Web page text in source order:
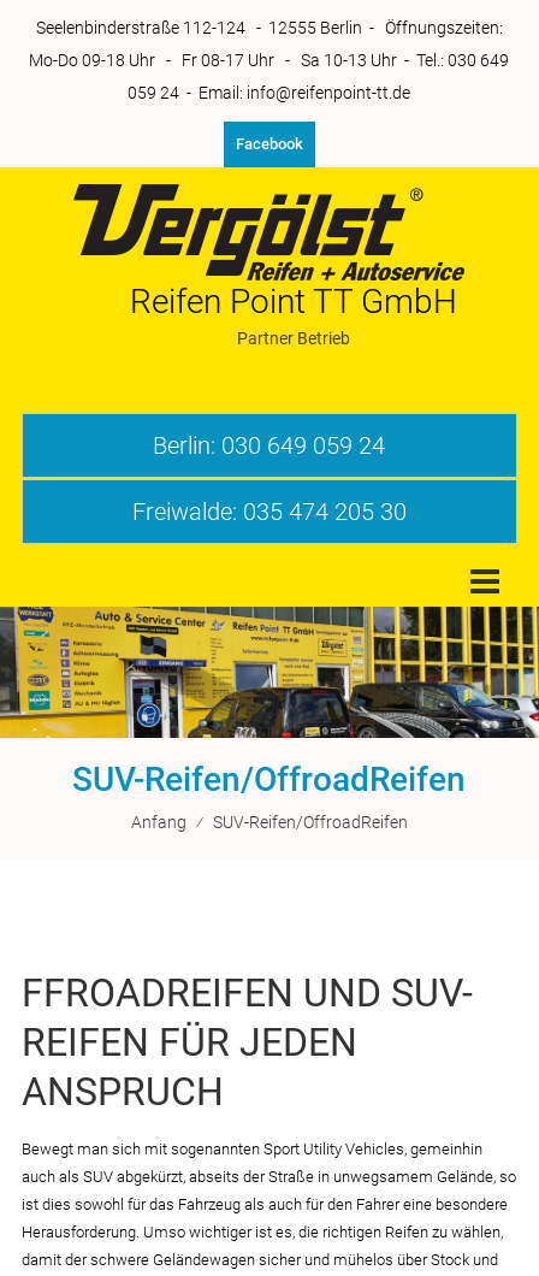
springen
Seelenbinderstraße 112-124 - 12555 Berlin - Öffnungszeiten:
Mo-Do 09-18 Uhr - Fr 08-17 Uhr - Sa 10-13 Uhr - Tel.: 030 649
059 24 - Email: info@reifenpoint-tt.de
Facebook
Reifen Point TT GmbH
Partner Betrieb
Berlin: 030 649 059 24
Freiwalde: 035 474 205 30
SUV-Reifen/OffroadReifen
Anfang ⁄ SUV-Reifen/OffroadReifen
FFROADREIFEN UND SUV-
REIFEN FÜR JEDEN
ANSPRUCH
Bewegt man sich mit sogenannten Sport Utility Vehicles, gemeinhin
auch als SUV abgekürzt, abseits der Straße in unwegsamem Gelände, so
ist dies sowohl für das Fahrzeug als auch für den Fahrer eine besondere
Herausforderung. Umso wichtiger ist es, die richtigen Reifen zu wählen,
damit der schwere Geländewagen sicher und mühelos über Stock und